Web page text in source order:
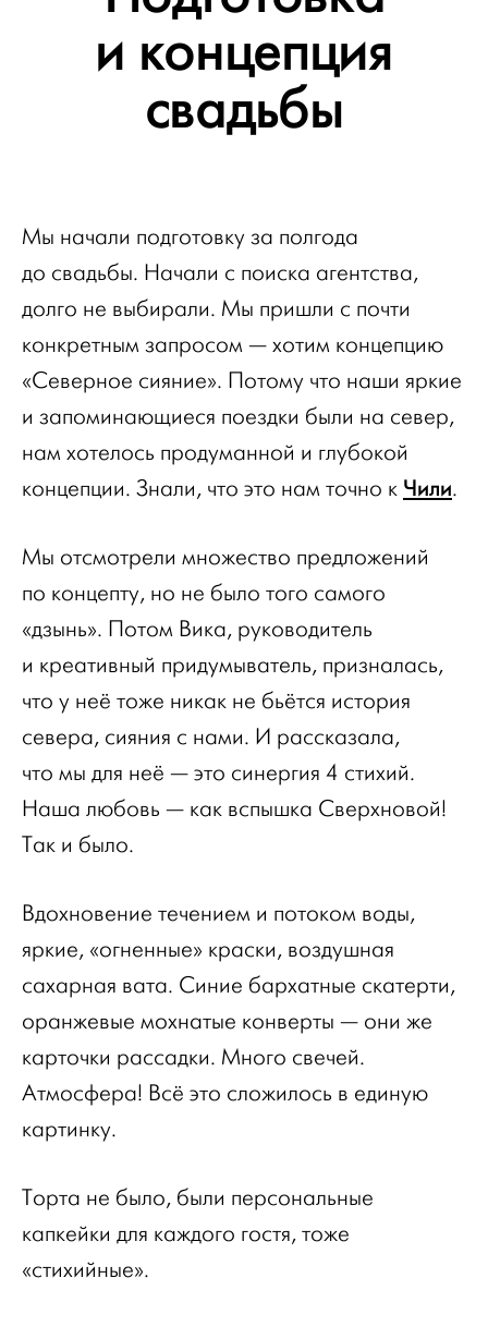
и концепция
свадьбы
Мы начали подготовку за полгода
до свадьбы. Начали с поиска агентства,
долго не выбирали. Мы пришли с почти
конкретным запросом — хотим концепцию
«Северное сияние». Потому что наши яркие
и запоминающиеся поездки были на север,
нам хотелось продуманной и глубокой
концепции. Знали, что это нам точно к Чили.
Мы отсмотрели множество предложений
по концепту, но не было того самого
«дзынь». Потом Вика, руководитель
и креативный придумыватель, призналась,
что у неё тоже никак не бьётся история
севера, сияния с нами. И рассказала,
что мы для неё — это синергия 4 стихий.
Наша любовь — как вспышка Сверхновой!
Так и было.
Вдохновение течением и потоком воды,
яркие, «огненные» краски, воздушная
сахарная вата. Синие бархатные скатерти,
оранжевые мохнатые конверты — они же
карточки рассадки. Много свечей.
Атмосфера! Всё это сложилось в единую
картинку.
Торта не было, были персональные
капкейки для каждого гостя, тоже
«стихийные».